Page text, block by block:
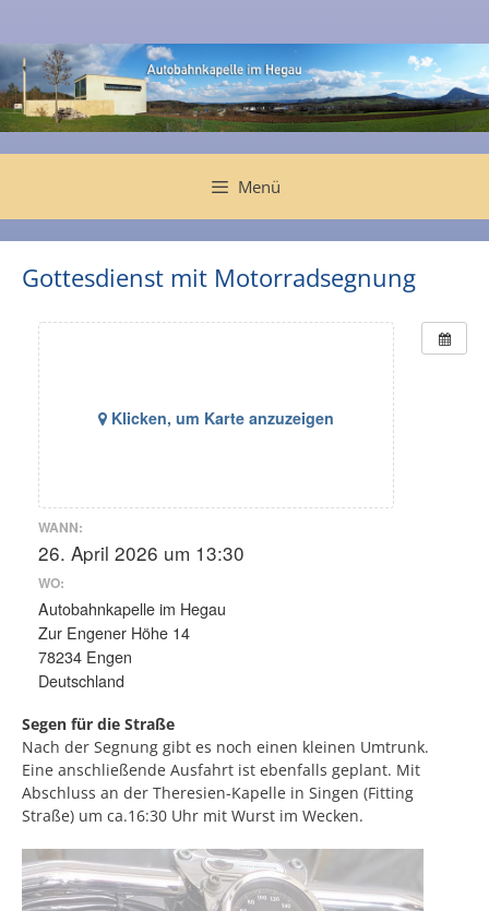
springen
Menü
Gottesdienst mit Motorradsegnung
Klicken, um Karte anzuzeigen
WANN:
26. April 2026 um 13:30
WO:
Autobahnkapelle im Hegau
Zur Engener Höhe 14
78234 Engen
Deutschland
Segen für die Straße
Nach der Segnung gibt es noch einen kleinen Umtrunk.
Eine anschließende Ausfahrt ist ebenfalls geplant. Mit
Abschluss an der Theresien-Kapelle in Singen (Fitting
Straße) um ca.16:30 Uhr mit Wurst im Wecken.